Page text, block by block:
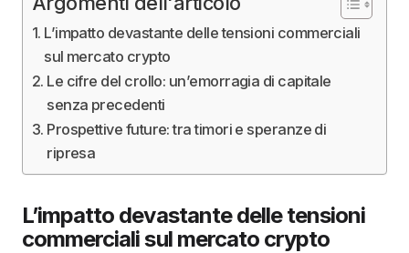
L’impatto devastante delle tensioni commerciali
sul mercato crypto
Le cifre del crollo: un’emorragia di capitale
senza precedenti
Prospettive future: tra timori e speranze di
ripresa
L’impatto devastante delle tensioni
commerciali sul mercato crypto